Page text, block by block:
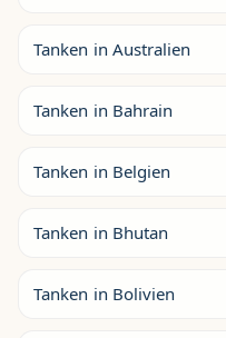
Tanken in Australien
Tanken in Bahrain
Tanken in Belgien
Tanken in Bhutan
Tanken in Bolivien